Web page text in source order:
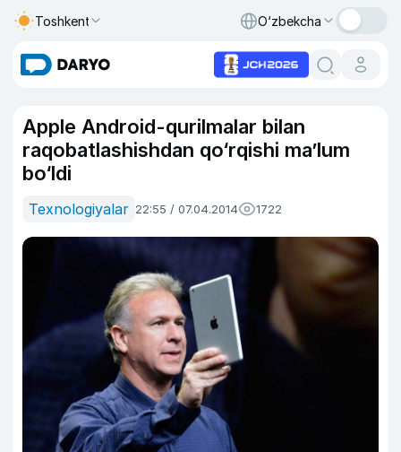
Toshkent O‘zbekcha
Apple Android-qurilmalar bilan
raqobatlashishdan qo‘rqishi ma’lum
bo‘ldi
Texnologiyalar 22:55 / 07.04.2014 1722